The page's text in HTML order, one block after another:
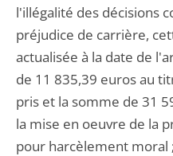
l'illégalité des décisions
préjudice de carrière,
actualisée à la date de
de 11 835,39 euros au
pris et la somme de 31
la mise en oeuvre de la
pour harcèlement moral ;